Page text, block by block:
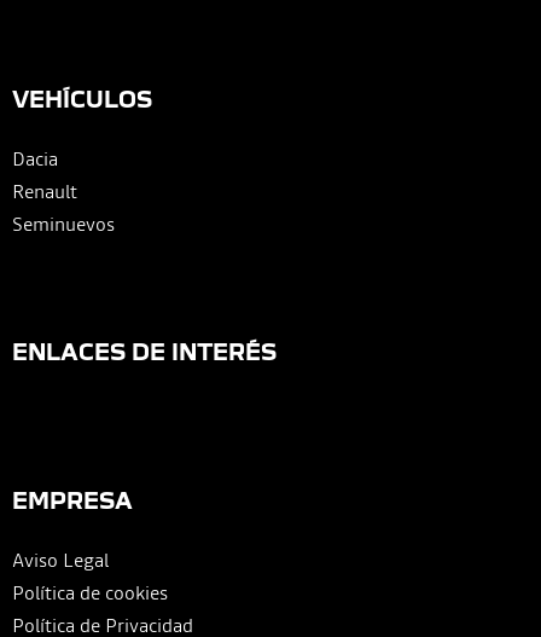
VEHÍCULOS
Dacia
Renault
Seminuevos
ENLACES DE INTERÉS
EMPRESA
Aviso Legal
Política de cookies
Política de Privacidad